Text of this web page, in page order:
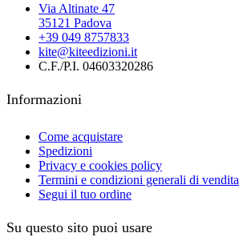
Via Altinate 47
35121 Padova
+39 049 8757833
kite@kiteedizioni.it
C.F./P.I. 04603320286
Informazioni
Come acquistare
Spedizioni
Privacy e cookies policy
Termini e condizioni generali di vendita
Segui il tuo ordine
Su questo sito puoi usare